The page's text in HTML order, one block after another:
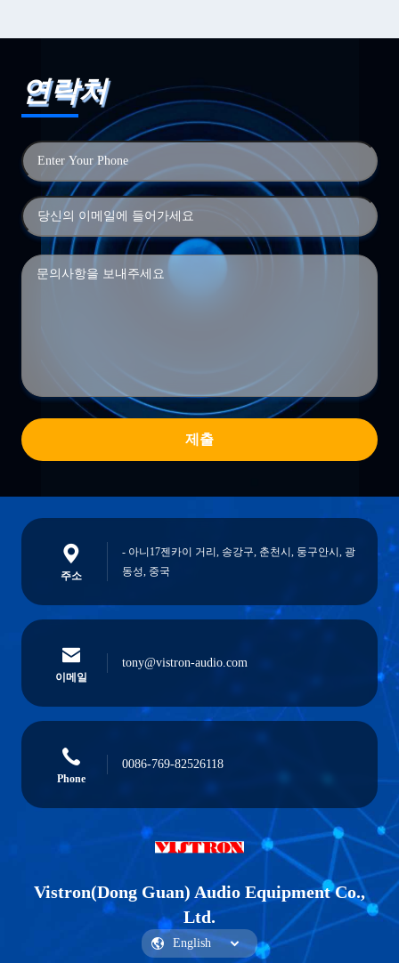
연락처
제출
주소
- 아니17젠카이 거리, 송강구, 춘천시, 둥구안시, 광
동성, 중국
이메일
tony@vistron-audio.com
Phone
0086-769-82526118
Vistron(Dong Guan) Audio Equipment Co.,
Ltd.